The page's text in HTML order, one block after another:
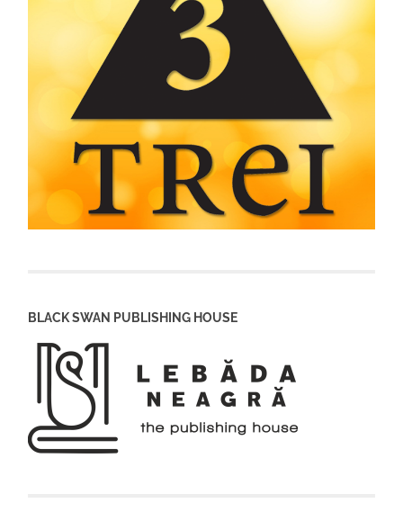
BLACK SWAN PUBLISHING HOUSE